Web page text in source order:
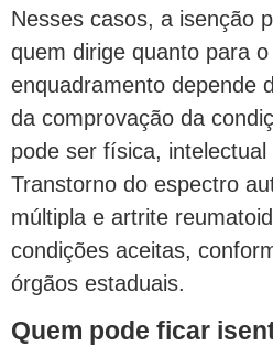
Nesses casos, a isenção
quem dirige quanto para
enquadramento depende
da comprovação da
pode ser física, intelectual
Transtorno do espectro
múltipla e artrite
condições aceitas,
órgãos estaduais.
Quem pode ficar